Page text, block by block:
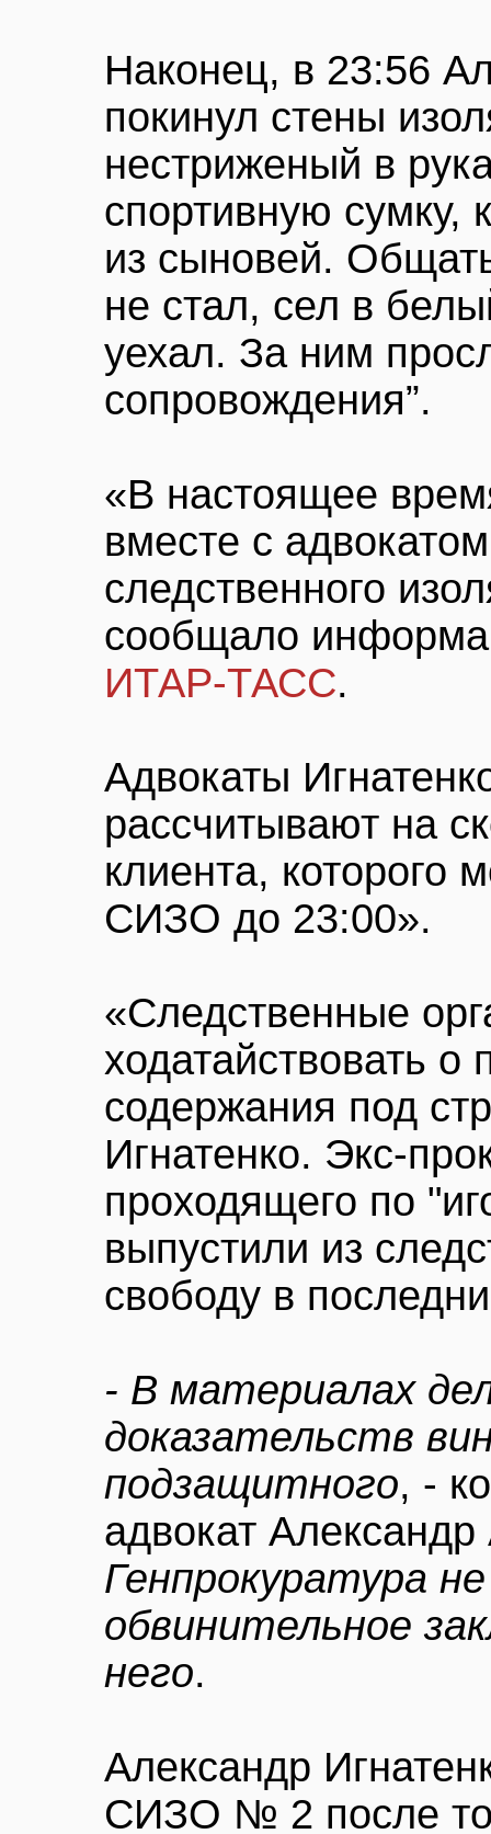
Наконец, в 23:56
покинул стены
нестриженый в
спортивную сумку,
из сыновей.
не стал, сел в
уехал. За ним
сопровождения”.
«В настоящее
вместе с
следственного
сообщало
ИТАР-ТАСС.
Адвокаты
рассчитывают на
клиента, которого
СИЗО до 23:00».
«Следственные
ходатайствовать о
содержания под
Игнатенко. Экс-
проходящего по
выпустили из
свободу в
- В материалах
доказательств
подзащитного, -
адвокат
Генпрокуратура
обвинительное
него.
Александр
СИЗО № 2 после